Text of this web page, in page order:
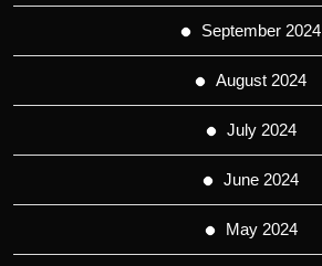
September 2024
August 2024
July 2024
June 2024
May 2024